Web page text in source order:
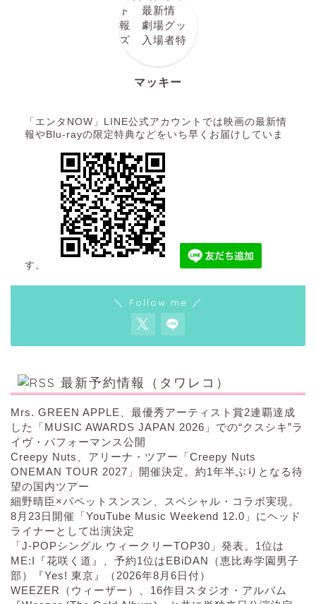
マッキー
「エンタNOW」LINE公式アカウントでは映画の最新情
報やBlu-rayの限定特典などをいち早くお届けしていま
す。
＼ Follow me ／
最新予約情報（タワレコ）
Mrs. GREEN APPLE、最優秀アーティスト賞2連覇達成
した「MUSIC AWARDS JAPAN 2026」での“クスシキ”ラ
イヴ・パフォーマンス公開
Creepy Nuts、アリーナ・ツアー「Creepy Nuts
ONEMAN TOUR 2027」開催決定。約1年半ぶりとなる待
望の国内ツアー
細野晴臣×パペットスンスン、スペシャル・コラボ実現。
8月23日開催「YouTube Music Weekend 12.0」にヘッド
ライナーとして出演決定
「J-POPシングル ウィークリーTOP30」発表。1位は
ME:I『花咲く道』、予約1位はEBiDAN（恵比寿学園男子
部）『Yes! 東京』（2026年8月6日付）
WEEZER（ウィーザー）、16作目スタジオ・アルバム